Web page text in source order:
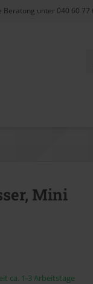
Beratung unter 040 60 77
Mini
ca. 1-3 Arbeitstage